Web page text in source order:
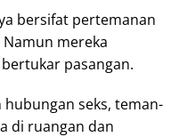
bersifat pertemanan
mereka
pasangan.
seks, teman-
di ruangan dan